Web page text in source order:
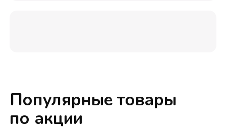
Популярные товары
по акции